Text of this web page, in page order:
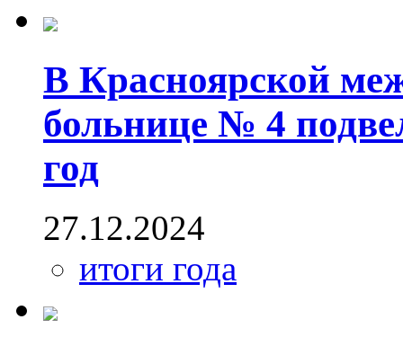
В Красноярской
больнице № 4
год
27.12.2024
итоги года